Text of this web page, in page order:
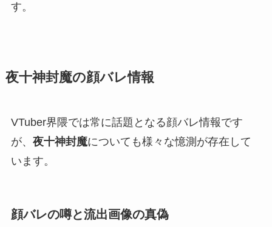
す。
夜十神封魔の顔バレ情報
VTuber界隈では常に話題となる顔バレ情報です
が、 夜十神封魔についても様々な憶測が存在して
います。
顔バレの噂と流出画像の真偽